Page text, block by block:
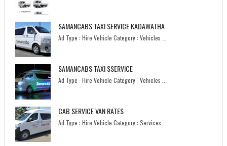
SAMANCABS TAXI SERVICE KADAWATHA
Ad Type : Hire Vehicle Category : Vehicles ...
SAMANCABS TAXI SSERVICE
Ad Type : Hire Vehicle Category : Vehicles ...
CAB SERVICE VAN RATES
Ad Type : Hire Vehicle Category : Services ...